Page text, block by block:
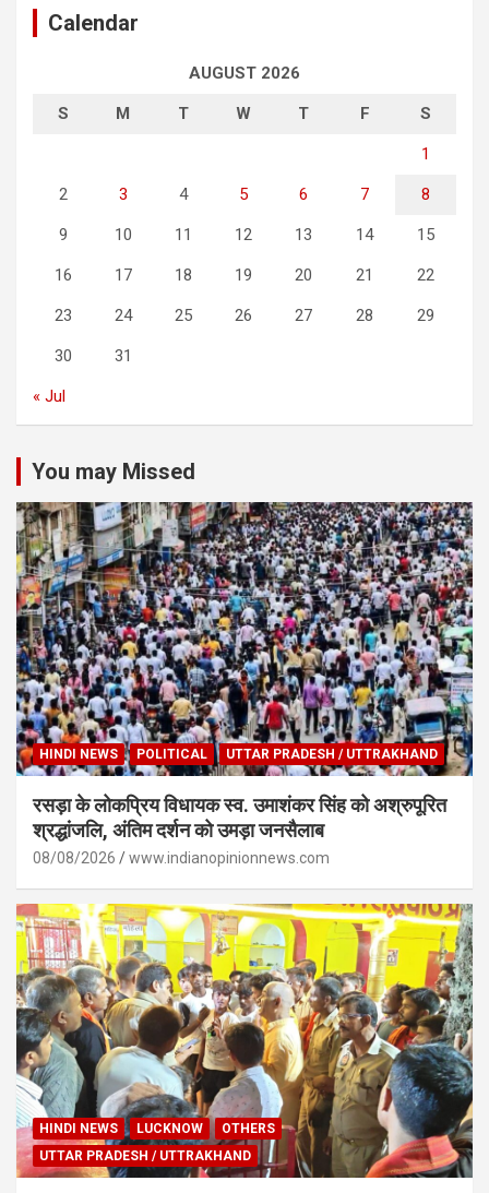
Calendar
AUGUST 2026
S M T W T F S
1
2 3 4 5 6 7 8
9 10 11 12 13 14 15
16 17 18 19 20 21 22
23 24 25 26 27 28 29
30 31
« Jul
You may Missed
HINDI NEWS POLITICAL UTTAR PRADESH / UTTRAKHAND
रसड़ा के लोकप्रिय विधायक स्व. उमाशंकर सिंह को अश्रुपूरित
श्रद्धांजलि, अंतिम दर्शन को उमड़ा जनसैलाब
08/08/2026 www.indianopinionnews.com
HINDI NEWS LUCKNOW
OTHERS
UTTAR PRADESH / UTTRAKHAND